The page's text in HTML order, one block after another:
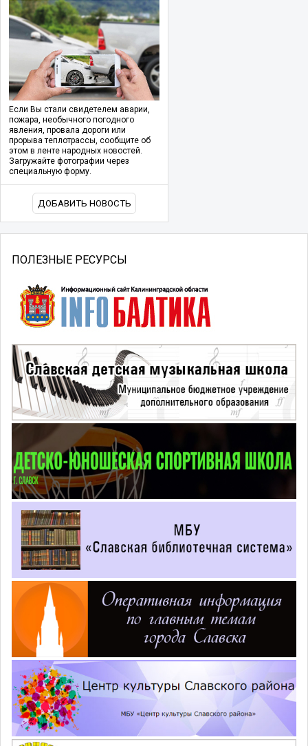
Если Вы стали свидетелем аварии,
пожара, необычного погодного
явления, провала дороги или
прорыва теплотрассы, сообщите об
этом в ленте народных новостей.
Загружайте фотографии через
специальную форму.
ДОБАВИТЬ НОВОСТЬ
ПОЛЕЗНЫЕ РЕСУРСЫ